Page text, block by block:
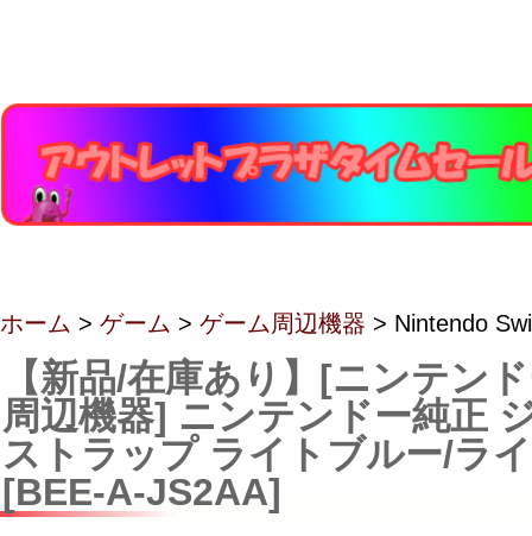
ホーム > ゲーム > ゲーム周辺機器 > Nintendo
【新品/在庫あり】[ニンテン
周辺機器] ニンテンドー純正
ストラップ ライトブルー/ラ
[BEE-A-JS2AA]